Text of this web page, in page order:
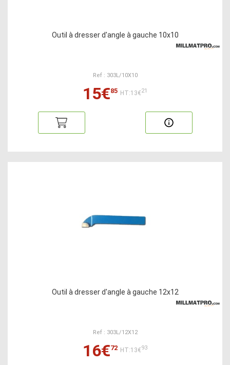
Outil à dresser d'angle à gauche 10x10
Ref : 303L/10X10
15€85 HT:13€21
Outil à dresser d'angle à gauche 12x12
Ref : 303L/12X12
16€72 HT:13€93